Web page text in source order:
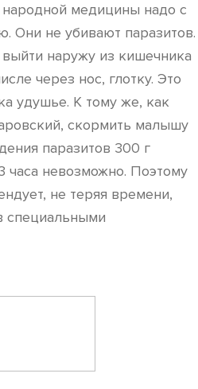
народной медицины надо с
Они не убивают паразитов.
наружу из кишечника
через нос, глотку. Это
удушье. К тому же, как
скормить малышу
паразитов 300 г
часа невозможно. Поэтому
не теряя времени,
специальными